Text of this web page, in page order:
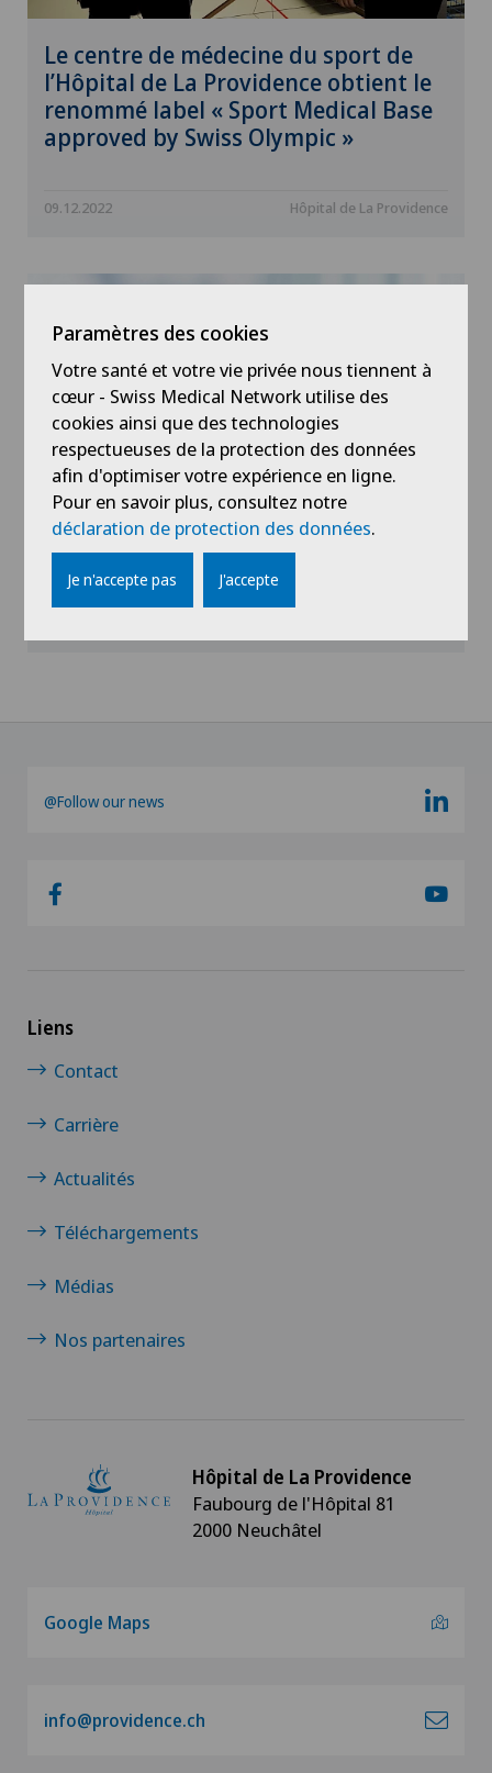
Le centre de médecine du sport de
l’Hôpital de La Providence obtient le
renommé label « Sport Medical Base
approved by Swiss Olympic »
09.12.2022 Hôpital de La Providence
Swiss Medical Network confirme sa
volonté d’aider le RHNe saturé
@Follow our news
Liens
Contact
Carrière
Actualités
Téléchargements
Médias
Nos partenaires
Hôpital de La Providence
Faubourg de l'Hôpital 81
2000 Neuchâtel
Google Maps
info@providence.ch
Paramètres des cookies
Votre santé et votre vie privée nous tiennent à
cœur - Swiss Medical Network utilise des
cookies ainsi que des technologies
respectueuses de la protection des données
afin d'optimiser votre expérience en ligne.
Pour en savoir plus, consultez notre
déclaration de protection des données.
Je n'accepte pas J'accepte